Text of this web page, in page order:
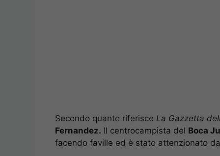
Secondo quanto riferisce La Gazzetta
Fernandez. Il centrocampista del Boca
facendo faville ed è stato attenzionato